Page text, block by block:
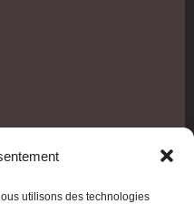
utilisons des technologies